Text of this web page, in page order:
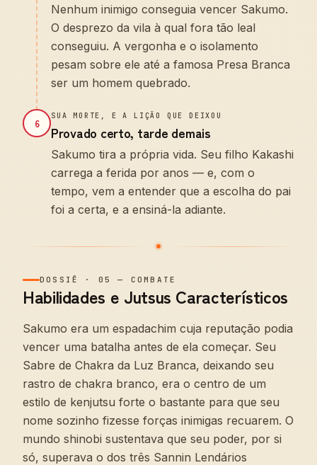
Nenhum inimigo conseguia vencer Sakumo.
O desprezo da vila à qual fora tão leal
conseguiu. A vergonha e o isolamento
pesam sobre ele até a famosa Presa Branca
ser um homem quebrado.
6
SUA MORTE, E A LIÇÃO QUE DEIXOU
Provado certo, tarde demais
Sakumo tira a própria vida. Seu filho Kakashi
carrega a ferida por anos — e, com o
tempo, vem a entender que a escolha do pai
foi a certa, e a ensiná-la adiante.
DOSSIÊ · 05 — COMBATE
Habilidades e Jutsus Característicos
Sakumo era um espadachim cuja reputação podia
vencer uma batalha antes de ela começar. Seu
Sabre de Chakra da Luz Branca, deixando seu
rastro de chakra branco, era o centro de um
estilo de kenjutsu forte o bastante para que seu
nome sozinho fizesse forças inimigas recuarem. O
mundo shinobi sustentava que seu poder, por si
só, superava o dos três Sannin Lendários